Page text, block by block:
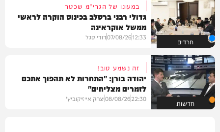
חרדים
במעונו של הגרי"מ שכטר
גדולי רבני ברסלב בכינוס הוקרה לראשי
ממשל אוקראינה
12:33
07/08/26דודי סגל
חדשות
זה נשמע טוב!
יהודה בורן: "התחרות לא תהפוך אתכם
לזמרים מצליחים"
22:30
08/08/26יצחק אייזיקוביץ'